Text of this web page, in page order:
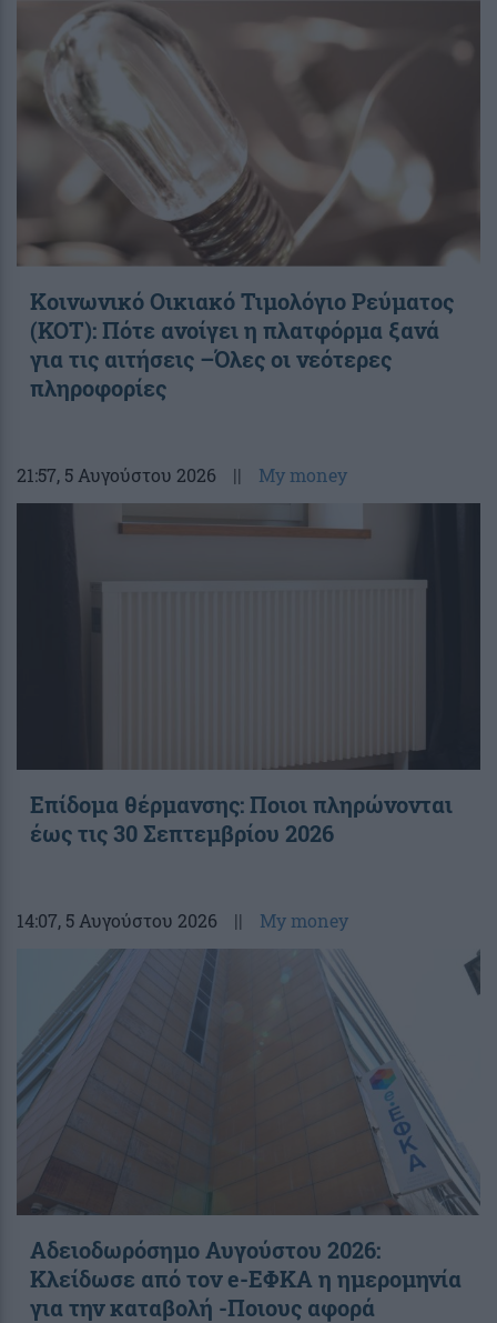
Κοινωνικό Οικιακό Τιμολόγιο Ρεύματος
(ΚΟΤ): Πότε ανοίγει η πλατφόρμα ξανά
για τις αιτήσεις –Όλες οι νεότερες
πληροφορίες
21:57, 5 Αυγούστου 2026 || My money
Επίδομα θέρμανσης: Ποιοι πληρώνονται
έως τις 30 Σεπτεμβρίου 2026
14:07, 5 Αυγούστου 2026 || My money
Αδειοδωρόσημο Αυγούστου 2026:
Κλείδωσε από τον e-ΕΦΚΑ η ημερομηνία
για την καταβολή -Ποιους αφορά